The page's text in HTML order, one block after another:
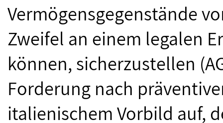
Vermögensgegenstände
Zweifel an einem legalen
können, sicherzustellen
Forderung nach
italienischem Vorbild auf,